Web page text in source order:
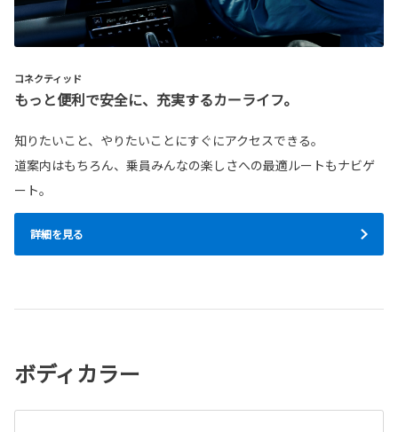
コネクティッド
もっと便利で安全に、充実するカーライフ。
知りたいこと、やりたいことにすぐにアクセスできる。
道案内はもちろん、乗員みんなの楽しさへの最適ルートもナビゲ
ート。
詳細を見る
ボディカラー